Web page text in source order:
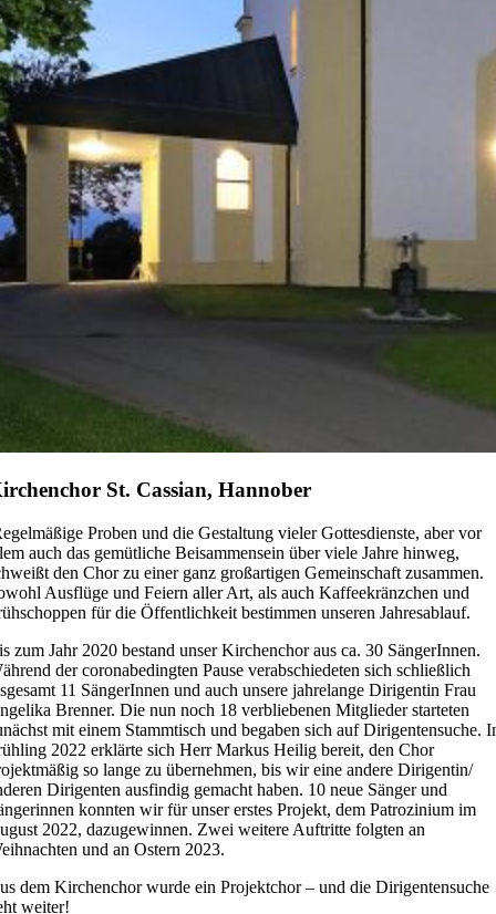
St. Cassian, Hannober
Proben und die Gestaltung vieler Gottesdienste, aber vor
auch das gemütliche Beisammensein über viele Jahre hinweg,
den Chor zu einer ganz großartigen Gemeinschaft zusammen.
Ausflüge und Feiern aller Art, als auch Kaffeekränzchen und
für die Öffentlichkeit bestimmen unseren Jahresablauf.
zum Jahr 2020 bestand unser Kirchenchor aus ca. 30 SängerInnen.
der coronabedingten Pause verabschiedeten sich schließlich
11 SängerInnen und auch unsere jahrelange Dirigentin Frau
Brenner. Die nun noch 18 verbliebenen Mitglieder starteten
mit einem Stammtisch und begaben sich auf Dirigentensuche.
2022 erklärte sich Herr Markus Heilig bereit, den Chor
so lange zu übernehmen, bis wir eine andere Dirigentin/
Dirigenten ausfindig gemacht haben. 10 neue Sänger und
konnten wir für unser erstes Projekt, dem Patrozinium im
2022, dazugewinnen. Zwei weitere Auftritte folgten an
und an Ostern 2023.
dem Kirchenchor wurde ein Projektchor – und die Dirigentensuche
weiter!